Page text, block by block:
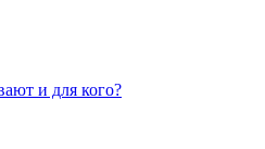
и для кого?